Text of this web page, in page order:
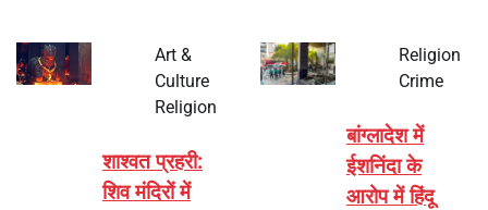
Art &
Culture
Religion
शाश्वत प्रहरी:
शिव मंदिरों में
Religion
Crime
बांग्लादेश में
ईशनिंदा के
आरोप में हिंदू